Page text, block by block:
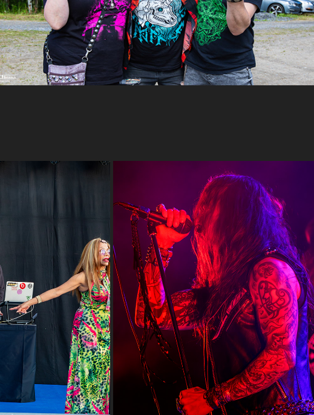
2024 - NISA SORAYA
2024
UNHOLY WINTER FEST/JOENSUU AREENA
30/11/24 - AMORPHIS
2024